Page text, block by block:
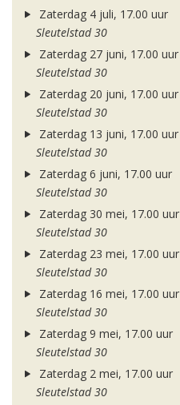
Zaterdag 4 juli, 17.00 uur
Sleutelstad 30
Zaterdag 27 juni, 17.00 uur
Sleutelstad 30
Zaterdag 20 juni, 17.00 uur
Sleutelstad 30
Zaterdag 13 juni, 17.00 uur
Sleutelstad 30
Zaterdag 6 juni, 17.00 uur
Sleutelstad 30
Zaterdag 30 mei, 17.00 uur
Sleutelstad 30
Zaterdag 23 mei, 17.00 uur
Sleutelstad 30
Zaterdag 16 mei, 17.00 uur
Sleutelstad 30
Zaterdag 9 mei, 17.00 uur
Sleutelstad 30
Zaterdag 2 mei, 17.00 uur
Sleutelstad 30